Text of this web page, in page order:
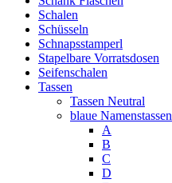
Schalen
Schüsseln
Schnapsstamperl
Stapelbare Vorratsdosen
Seifenschalen
Tassen
Tassen Neutral
blaue Namenstassen
A
B
C
D